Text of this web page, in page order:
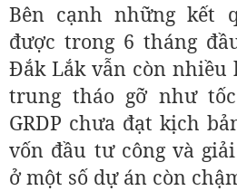
Bên cạnh những kết
được trong 6 tháng
Đắk Lắk vẫn còn nhiều
trung tháo gỡ như
GRDP chưa đạt kịch
vốn đầu tư công và
ở một số dự án còn